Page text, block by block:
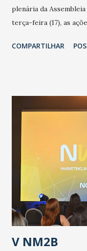
plenária da
terça-feira (17), as
adotadas pelo
população suspeita e
públicos e
epidemia comum,
aumento de casos de
de uma epidemia
contaminação maior
secretário. Segundo
contaminação alta,
população e ao
estratificação do risco
COMPARTILHAR
V NM2B